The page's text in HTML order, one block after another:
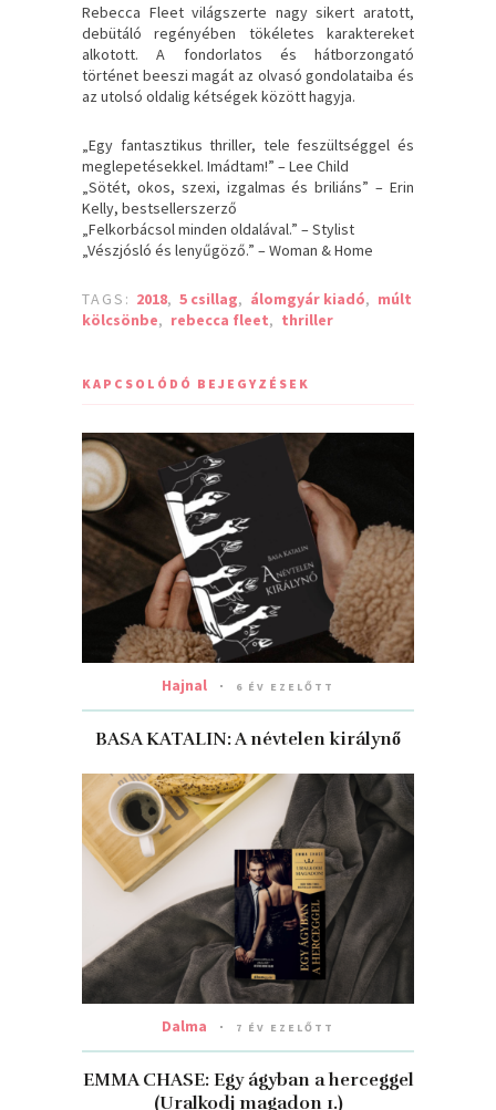
Rebecca Fleet világszerte nagy sikert aratott,
debütáló regényében tökéletes karaktereket
alkotott. A fondorlatos és hátborzongató
történet beeszi magát az olvasó gondolataiba és
az utolsó oldalig kétségek között hagyja.
„Egy fantasztikus thriller, tele feszültséggel és
meglepetésekkel. Imádtam!” – Lee Child
„Sötét, okos, szexi, izgalmas és briliáns” – Erin
Kelly, bestsellerszerző
„Felkorbácsol minden oldalával.” – Stylist
„Vészjósló és lenyűgöző.” – Woman & Home
TAGS: 2018, 5 csillag, álomgyár kiadó, múlt
kölcsönbe, rebecca fleet, thriller
KAPCSOLÓDÓ BEJEGYZÉSEK
Hajnal 6 ÉV EZELŐTT
BASA KATALIN: A névtelen királynő
Dalma 7 ÉV EZELŐTT
EMMA CHASE: Egy ​ágyban a herceggel
(Uralkodj magadon 1.)